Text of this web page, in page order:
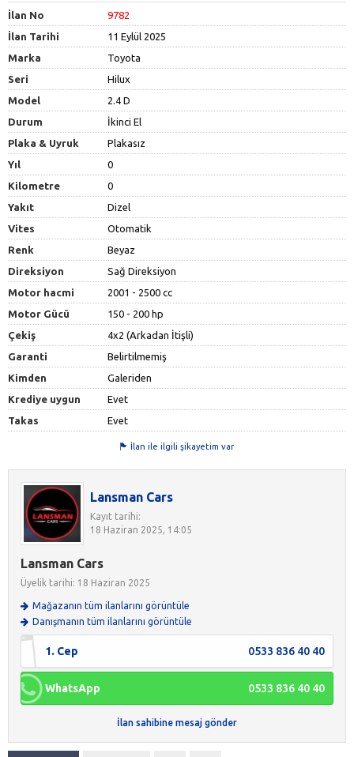
İlan No
9782
İlan Tarihi
11 Eylül 2025
Marka
Toyota
Seri
Hilux
Model
2.4 D
Durum
İkinci El
Plaka & Uyruk
Plakasız
Yıl
0
Kilometre
0
Yakıt
Dizel
Vites
Otomatik
Renk
Beyaz
Direksiyon
Sağ Direksiyon
Motor hacmi
2001 - 2500 cc
Motor Gücü
150 - 200 hp
Çekiş
4x2 (Arkadan İtişli)
Garanti
Belirtilmemiş
Kimden
Galeriden
Krediye uygun
Evet
Takas
Evet
İlan ile ilgili şikayetim var
Lansman Cars
Kayıt tarihi:
18 Haziran 2025, 14:05
Lansman Cars
Üyelik tarihi: 18 Haziran 2025
Mağazanın tüm ilanlarını görüntüle
Danışmanın tüm ilanlarını görüntüle
1. Cep 0533 836 40 40
WhatsApp 0533 836 40 40
İlan sahibine mesaj gönder